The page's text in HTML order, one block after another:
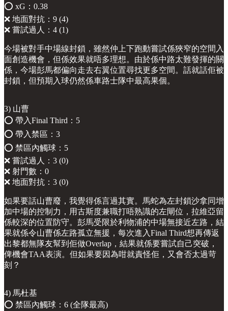
⭕️ xG：0.38
❌ 地面對抗：9 (4)
❌ 嘗試過人：4 (1)
今場被對手中場線封鎖，雖然仲上下跑動嘗試係狹窄的空間入
面創造機會，但係效果就唔多理想。由於係中路太難發揮的關
係，今場彭馬都偏向走去右翼位置尋找更多空間。話就話佢被
封鎖，但預期入球仍然係車路士隊中最高果個。
3) 山曹
⭕️ 帶入Final Third：5
⭕️ 帶入禁區：3
⭕️ 禁區內觸球：5
❌ 嘗試過人：3 (0)
❌ 射門數：0
❌ 地面對抗：3 (0)
如果要話山曹廢，我覺得係言過其實。馬蛇為左封鎖沙拿同增
加中場的控制力，用古斯度兼職打唔熟識的左閘位，拉維亞留
係較深的位置防守。彭馬受限於利物浦的中場無接近左路，結
果就係令山曹係左路孤立無援，每次進入Final Third想再傳返
出黎都無隊友幫到佢做Overlap，結果就係要嘗試自己突破，
俾機會TAA表演。但如果要因為咁就責怪佢，又會否太過苛
刻？
4) 馬杜基
⭕️ 禁區內觸球：6 (全隊最高)